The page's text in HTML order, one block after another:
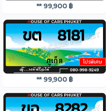
** 99,900 ฿
โปรพิเศษ
ขต 8181
** 99,900 ฿